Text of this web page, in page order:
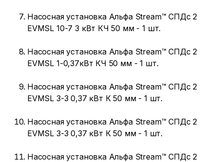
Насосная установка Альфа Stream™ CПДс 2
EVMSL 10-7 3 кВт КЧ 50 мм - 1 шт.
Насосная установка Альфа Stream™ CПДс 2
EVMSL 1-0,37кВт КЧ 50 мм - 1 шт.
Насосная установка Альфа Stream™ CПДс 2
EVMSL 3-3 0,37 кВт К 50 мм - 1 шт.
Насосная установка Альфа Stream™ CПДс 2
EVMSL 3-3 0,37 кВт К 50 мм - 1 шт.
Насосная установка Альфа Stream™ CПДс 2